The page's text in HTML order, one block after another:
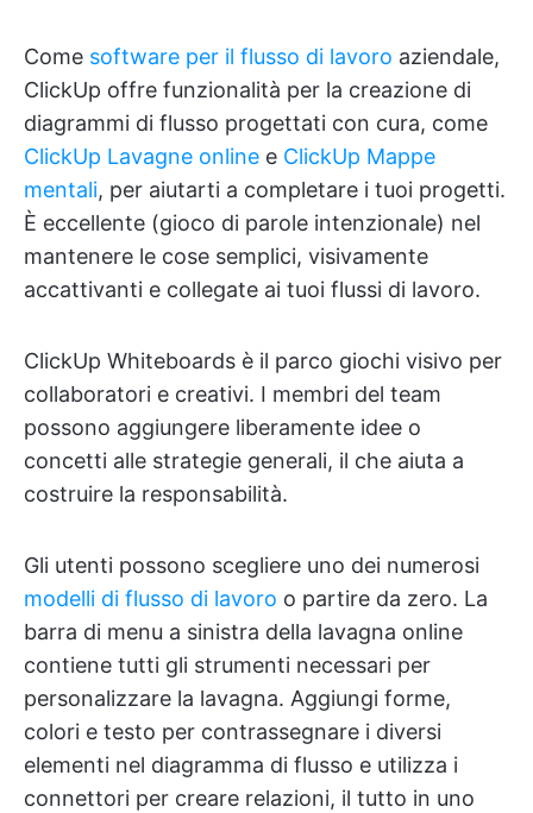
Come software per il flusso di lavoro aziendale,
ClickUp offre funzionalità per la creazione di
diagrammi di flusso progettati con cura, come
ClickUp Lavagne online e ClickUp Mappe
mentali, per aiutarti a completare i tuoi progetti.
È eccellente (gioco di parole intenzionale) nel
mantenere le cose semplici, visivamente
accattivanti e collegate ai tuoi flussi di lavoro.
ClickUp Whiteboards è il parco giochi visivo per
collaboratori e creativi. I membri del team
possono aggiungere liberamente idee o
concetti alle strategie generali, il che aiuta a
costruire la responsabilità.
Gli utenti possono scegliere uno dei numerosi
modelli di flusso di lavoro o partire da zero. La
barra di menu a sinistra della lavagna online
contiene tutti gli strumenti necessari per
personalizzare la lavagna. Aggiungi forme,
colori e testo per contrassegnare i diversi
elementi nel diagramma di flusso e utilizza i
connettori per creare relazioni, il tutto in uno